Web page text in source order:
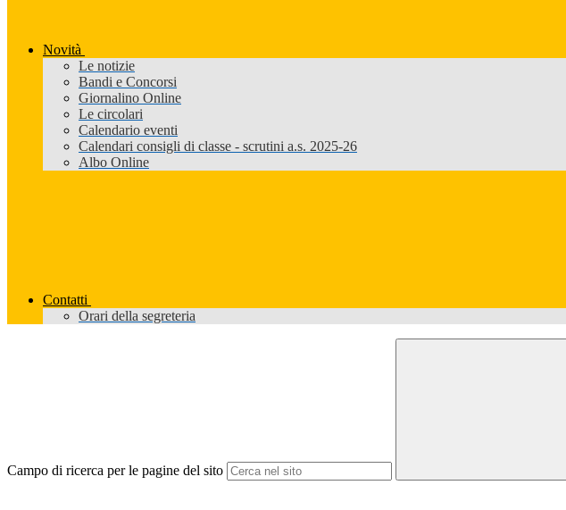
Novità
Le notizie
Bandi e Concorsi
Giornalino Online
Le circolari
Calendario eventi
Calendari consigli di classe - scrutini a.s. 2025-26
Albo Online
Contatti
Orari della segreteria
Campo di ricerca per le pagine del sito